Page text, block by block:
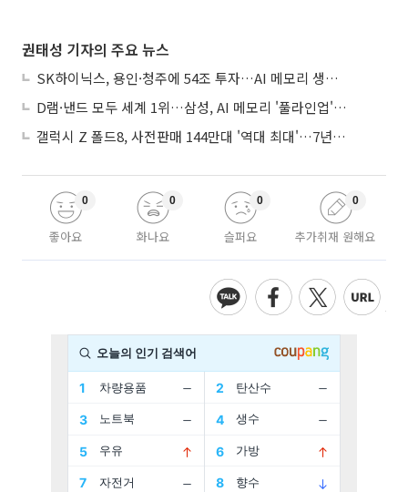
권태성 기자의 주요 뉴스
SK하이닉스, 용인·청주에 54조 투자…AI 메모리 생산기지 키운다
D램·낸드 모두 세계 1위…삼성, AI 메모리 '풀라인업'으로 승부
갤럭시 Z 폴드8, 사전판매 144만대 '역대 최대'…7년만에 갤노트10 기록 넘어
좋아요
0
화나요
0
슬퍼요
0
추가취재 원해요
0